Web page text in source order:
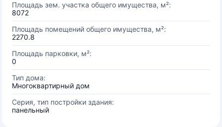
Площадь зем. участка общего имущества, м²:
8072
Площадь помещений общего имущества, м²:
2270.8
Площадь парковки, м²:
0
Тип дома:
Многоквартирный дом
Серия, тип постройки здания:
панельный